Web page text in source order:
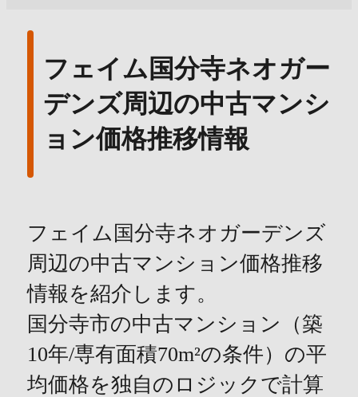
フェイム国分寺ネオガー
デンズ周辺の中古マンシ
ョン価格推移情報
フェイム国分寺ネオガーデンズ
周辺の中古マンション価格推移
情報を紹介します。
国分寺市の中古マンション（築
10年/専有面積70m²の条件）の平
均価格を独自のロジックで計算